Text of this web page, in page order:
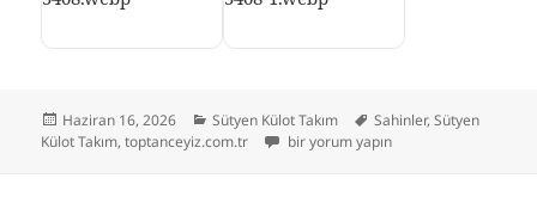
Yayın
tarihi
Haziran 16, 2026 Kategoriler
Sütyen Külot Takım Etiketler
Sahinler,Sütyen
Külot Takım,toptanceyiz.com.tr Şahinler Destekli Balenli Büstiyer
bir yorum yapın